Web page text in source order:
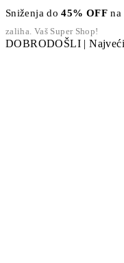
Sniženja do45% OFF na
zaliha. Vaš Super Shop!
DOBRODOŠLI |